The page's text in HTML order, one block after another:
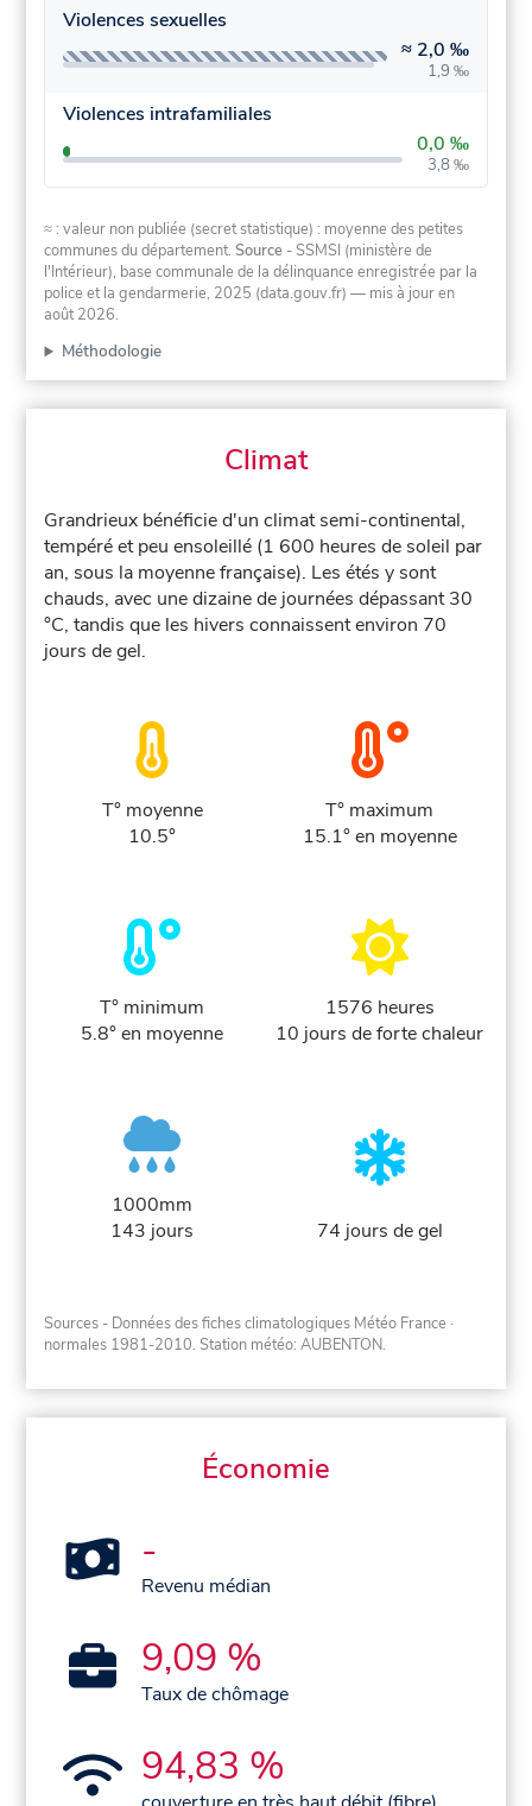
Violences sexuelles
≈ 2,0 ‰
1,9 ‰
Violences intrafamiliales
0,0 ‰
3,8 ‰
≈ : valeur non publiée (secret statistique) : moyenne des petites
communes du département.Source - SSMSI (ministère de
l'Intérieur), base communale de la délinquance enregistrée par la
police et la gendarmerie, 2025 (data.gouv.fr) — mis à jour en
août 2026.
Méthodologie
Climat
Grandrieux bénéficie d'un climat semi-continental,
tempéré et peu ensoleillé (1 600 heures de soleil par
an, sous la moyenne française). Les étés y sont
chauds, avec une dizaine de journées dépassant 30
°C, tandis que les hivers connaissent environ 70
jours de gel.
T° moyenne
10.5°
T° maximum
15.1° en moyenne
T° minimum
5.8° en moyenne
1576 heures
10 jours de forte chaleur
1000mm
143 jours
74 jours de gel
Sources - Données des fiches climatologiques Météo France ·
normales 1981-2010. Station météo: AUBENTON.
Économie
-
Revenu médian
9,09 %
Taux de chômage
94,83 %